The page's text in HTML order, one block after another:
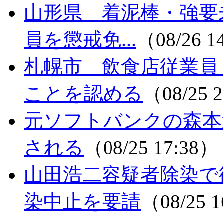
山形県 着泥棒・強
員を懲戒免... （08/26
札幌市 飲食店従業
ことを認める
（08/25
元ソフトバンクの森
される
（08/25 17:38）
山田浩二容疑者除染
染中止を要請 （08/25